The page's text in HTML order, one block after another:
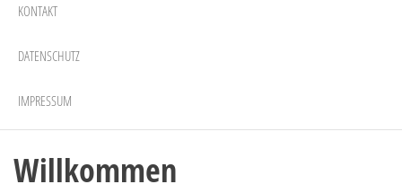
KONTAKT
DATENSCHUTZ
IMPRESSUM
Willkommen